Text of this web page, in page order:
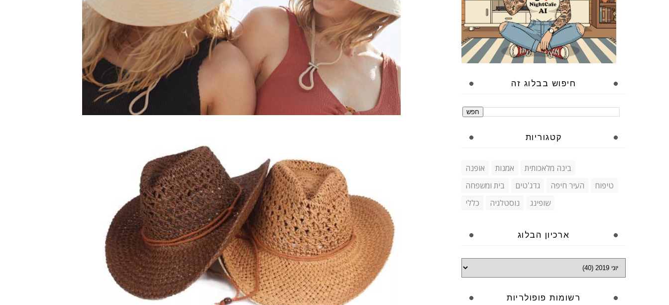
חיפוש בבלוג זה
קטגוריות
אופנה אמנות
בינה מלאכותית
בית ומשפחה
גדג'טים העיר חיפה
טיפוח
כללי
נוסטלגיה שופינג
ארכיון הבלוג
רשומות פופולריות